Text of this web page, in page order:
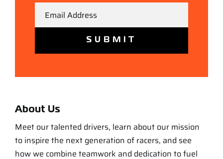
About Us
Meet our talented drivers, learn about our mission
to inspire the next generation of racers, and see
how we combine teamwork and dedication to fuel